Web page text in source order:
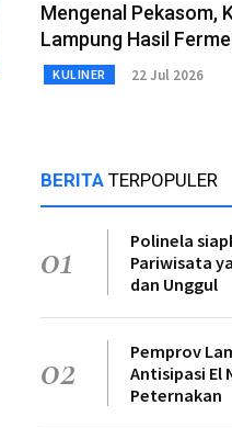
Mengenal Pekasom,
Lampung Hasil
KULINER 22 Jul 2026
BERITA TERPOPULER
01
Polinela
Pariwisata
dan Unggul
02
Pemprov
Antisipasi El
Peternakan